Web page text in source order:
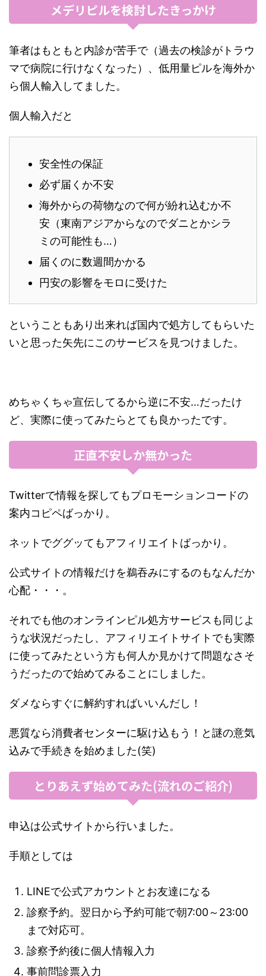
メデリピルを検討したきっかけ
筆者はもともと内診が苦手で（過去の検診がトラウ
マで病院に行けなくなった）、低用量ピルを海外か
ら個人輸入してました。
個人輸入だと
安全性の保証
必ず届くか不安
海外からの荷物なので何が紛れ込むか不
安（東南アジアからなのでダニとかシラ
ミの可能性も…）
届くのに数週間かかる
円安の影響をモロに受けた
ということもあり出来れば国内で処方してもらいた
いと思った矢先にこのサービスを見つけました。
めちゃくちゃ宣伝してるから逆に不安…だったけ
ど、実際に使ってみたらとても良かったです。
正直不安しか無かった
Twitterで情報を探してもプロモーションコードの
案内コピペばっかり。
ネットでググッてもアフィリエイトばっかり。
公式サイトの情報だけを鵜吞みにするのもなんだか
心配・・・。
それでも他のオンラインピル処方サービスも同じよ
うな状況だったし、アフィリエイトサイトでも実際
に使ってみたという方も何人か見かけて問題なさそ
うだったので始めてみることにしました。
ダメならすぐに解約すればいいんだし！
悪質なら消費者センターに駆け込もう！と謎の意気
込みで手続きを始めました(笑)
とりあえず始めてみた(流れのご紹介)
申込は公式サイトから行いました。
手順としては
LINEで公式アカウントとお友達になる
診察予約。翌日から予約可能で朝7:00～23:00
まで対応可。
診察予約後に個人情報入力
事前問診票入力